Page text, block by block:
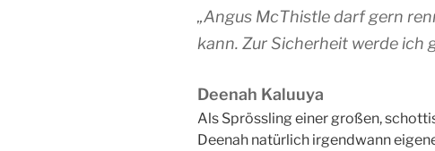
„Angus McThistle darf gern
kann. Zur Sicherheit werde ich
Deenah Kaluuya
Als Sprössling einer großen,
Deenah natürlich irgendwann